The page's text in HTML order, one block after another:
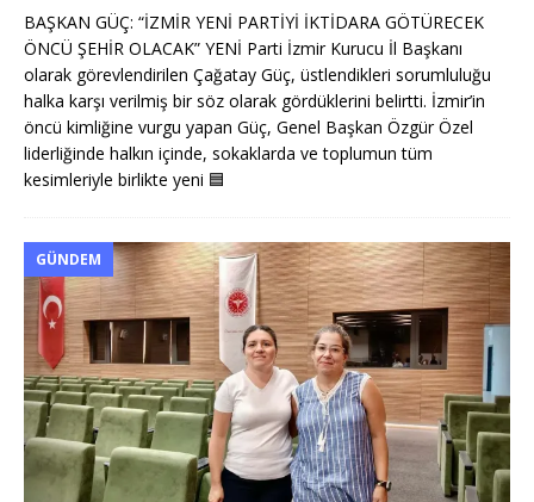
BAŞKAN GÜÇ: “İZMİR YENİ PARTİYİ İKTİDARA GÖTÜRECEK
ÖNCÜ ŞEHİR OLACAK” YENİ Parti İzmir Kurucu İl Başkanı
olarak görevlendirilen Çağatay Güç, üstlendikleri sorumluluğu
halka karşı verilmiş bir söz olarak gördüklerini belirtti. İzmir’in
öncü kimliğine vurgu yapan Güç, Genel Başkan Özgür Özel
liderliğinde halkın içinde, sokaklarda ve toplumun tüm
kesimleriyle birlikte yeni 🟦
GÜNDEM